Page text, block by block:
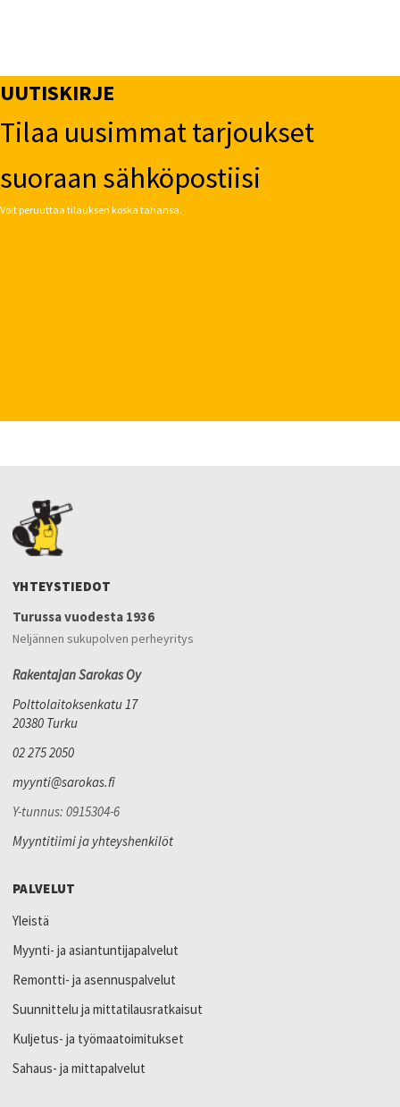
UUTISKIRJE
Tilaa uusimmat tarjoukset
suoraan sähköpostiisi
Voit peruuttaa tilauksen koska tahansa.
YHTEYSTIEDOT
Turussa vuodesta 1936
Neljännen sukupolven perheyritys
Rakentajan Sarokas Oy
Polttolaitoksenkatu 17
20380 Turku
02 275 2050
myynti@sarokas.fi
Y-tunnus: 0915304-6
Myyntitiimi ja yhteyshenkilöt
PALVELUT
Yleistä
Myynti- ja asiantuntijapalvelut
Remontti- ja asennuspalvelut
Suunnittelu ja mittatilausratkaisut
Kuljetus- ja työmaatoimitukset
Sahaus- ja mittapalvelut